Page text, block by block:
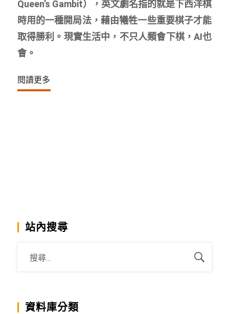
Queen’s Gambit），英文劇名指的就是下西洋棋
時用的一種開局法，藉由犧牲一些重要棋子才能
取得勝利。現實生活中，不只人類會下棋，AI也
會。
閱讀更多
站內搜尋
資料庫分類